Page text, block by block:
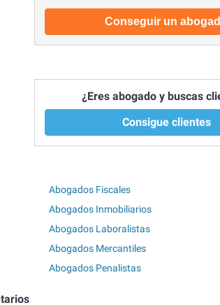
Conseguir un
¿Eres abogado y buscas
Consigue clientes
Abogados Fiscales
Abogados Inmobiliarios
Abogados Laboralistas
Abogados Mercantiles
Abogados Penalistas